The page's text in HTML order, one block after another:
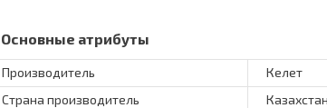
Основные атрибуты
Производитель
Келет
Страна производитель
Казахстан